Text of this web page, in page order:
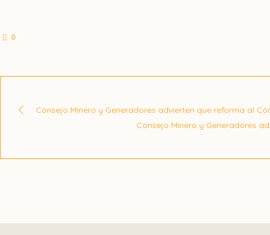
0
Consejo Minero y Generadores advierten que reforma al
Consejo Minero y Generadores